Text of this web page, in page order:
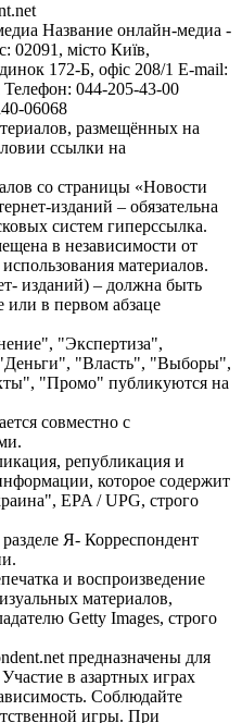
Название онлайн-медиа -
02091, місто Київ,
172-Б, офіс 208/1 E-mail:
Телефон: 044-205-43-00
06068
размещённых на
ссылки на
со страницы «Новости
изданий – обязательна
систем гиперссылка.
в независимости от
материалов.
изданий) – должна быть
или в первом абзаце
"Экспертиза",
"Власть", "Выборы",
"Промо" публикуются на
совместно с
републикация и
которое содержит
EPA / UPG, строго
Я- Корреспондент
и воспроизведение
материалов,
Getty Images, строго
предназначены для
в азартных играх
Соблюдайте
игры. При